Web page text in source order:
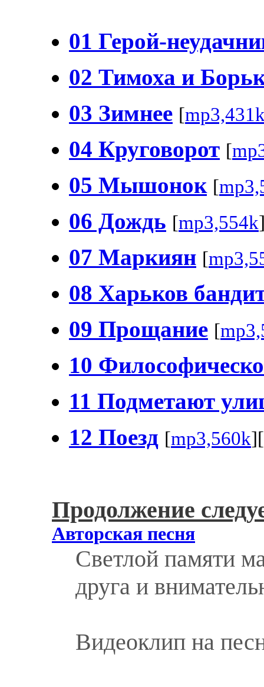
01 Герой-
02 Тимоха и
03 Зимнее [
04 Круговорот [
05 Мышонок [
06 Дождь [mp3,554k
07 Маркиян [
08 Харьков
09 Прощание [
10
11 Подметают
12 Поезд [mp3,560k][
Продолжение
Авторская песня
Светлой памяти
друга и
Видеоклип на